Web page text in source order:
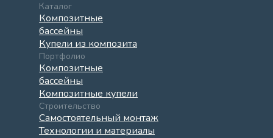
Каталог
Композитные
бассейны
Купели из композита
Портфолио
Композитные
бассейны
Композитные купели
Строительство
Самостоятельный монтаж
Технологии и материалы